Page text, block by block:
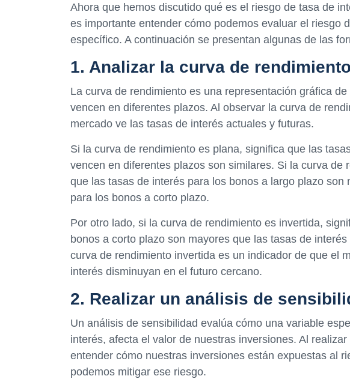
Ahora que hemos discutido qué es el riesgo de tasa de
es importante entender cómo podemos evaluar el riesgo
específico. A continuación se presentan algunas de las
1. Analizar la curva de rendimiento
La curva de rendimiento es una representación gráfica
vencen en diferentes plazos. Al observar la curva de
mercado ve las tasas de interés actuales y futuras.
Si la curva de rendimiento es plana, significa que las
vencen en diferentes plazos son similares. Si la curva de
que las tasas de interés para los bonos a largo plazo son
para los bonos a corto plazo.
Por otro lado, si la curva de rendimiento es invertida,
bonos a corto plazo son mayores que las tasas de
curva de rendimiento invertida es un indicador de que el
interés disminuyan en el futuro cercano.
2. Realizar un análisis de
Un análisis de sensibilidad evalúa cómo una variable
interés, afecta el valor de nuestras inversiones. Al
entender cómo nuestras inversiones están expuestas al
podemos mitigar ese riesgo.